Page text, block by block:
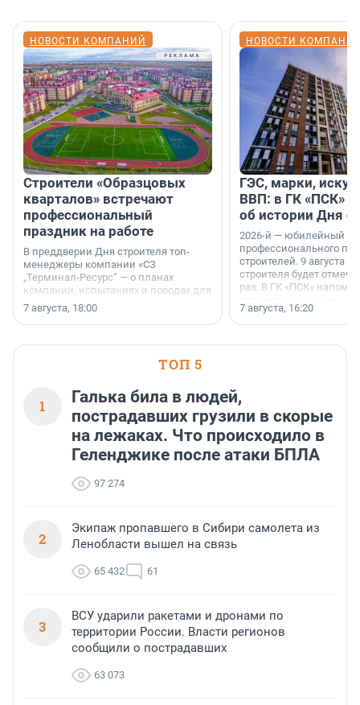
НОВОСТИ КОМПАНИЙ
Строители «Образцовых
кварталов» встречают
профессиональный
праздник на работе
В преддверии Дня строителя топ-
менеджеры компании «СЗ
„Терминал-Ресурс“ — о планах
компании, испытаниях и поводах для
осторожного оптимизма.
7 августа, 18:00
НОВОСТИ
ГЭС, марки,
ВВП: в ГК «ПСК»
об истории Дня
2026-й — юбилейный
профессионального
строителей. 9 августа
строителя будет
раз. В ГК «ПСК»
поменялась роль
7 августа, 16:20
ТОП 5
1
Галька била в людей,
пострадавших грузили в скорые
на лежаках. Что происходило в
Геленджике после атаки БПЛА
97 274
2
Экипаж пропавшего в Сибири самолета из
Ленобласти вышел на связь
65 432 61
3
ВСУ ударили ракетами и дронами по
территории России. Власти регионов
сообщили о пострадавших
63 073